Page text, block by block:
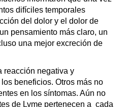
difíciles temporales
del dolor y el dolor de
pensamiento más claro, un
una mejor excreción de
reacción negativa y
beneficios. Otros más no
en los síntomas. Aún no
de Lyme pertenecen a  cada